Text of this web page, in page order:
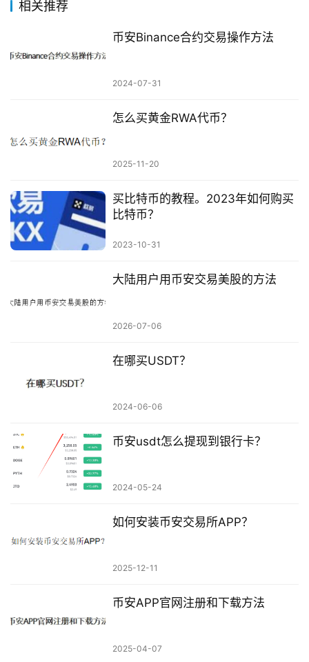
相关推荐
币安Binance合约交易操作方法
2024-07-31
怎么买黄金RWA代币？
2025-11-20
买比特币的教程。2023年如何购买
比特币？
2023-10-31
大陆用户用币安交易美股的方法
2026-07-06
在哪买USDT？
2024-06-06
币安usdt怎么提现到银行卡？
2024-05-24
如何安装币安交易所APP？
2025-12-11
币安APP官网注册和下载方法
2025-04-07